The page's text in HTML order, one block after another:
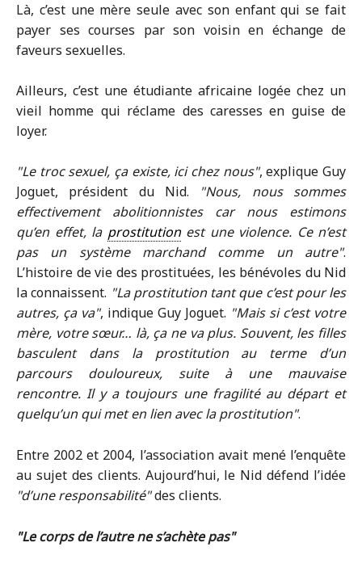
Là, c’est une mère seule avec son enfant qui se fait
payer ses courses par son voisin en échange de
faveurs sexuelles.
Ailleurs, c’est une étudiante africaine logée chez un
vieil homme qui réclame des caresses en guise de
loyer.
Le troc sexuel, ça existe, ici chez nous , explique Guy
Joguet, président du Nid.
Nous, nous sommes
effectivement abolitionnistes car nous estimons
qu’en effet, la prostitutionest une violence. Ce n’est
pas un système marchand comme un autre .
L’histoire de vie des prostituées, les bénévoles du Nid
la connaissent. La prostitution tant que c’est pour les
autres, ça va , indique Guy Joguet. Mais si c’est votre
mère, votre sœur… là, ça ne va plus. Souvent, les filles
basculent dans la prostitution au terme d’un
parcours douloureux, suite à une mauvaise
rencontre. Il y a toujours une fragilité au départ et
quelqu’un qui met en lien avec la prostitution .
Entre 2002 et 2004, l’association avait mené l’enquête
au sujet des clients. Aujourd’hui, le Nid défend l’idée
d’une responsabilité des clients.
Le corps de l’autre ne s’achète pas